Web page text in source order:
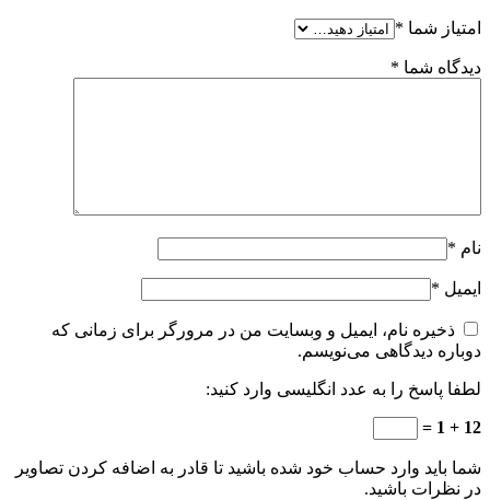
امتیاز شما *
دیدگاه شما *
نام *
ایمیل *
ذخیره نام، ایمیل و وبسایت من در مرورگر برای زمانی که
دوباره دیدگاهی می‌نویسم.
لطفا پاسخ را به عدد انگلیسی وارد کنید:
12 + 1 =
شما باید وارد حساب خود شده باشید تا قادر به اضافه کردن تصاویر
در نظرات باشید.